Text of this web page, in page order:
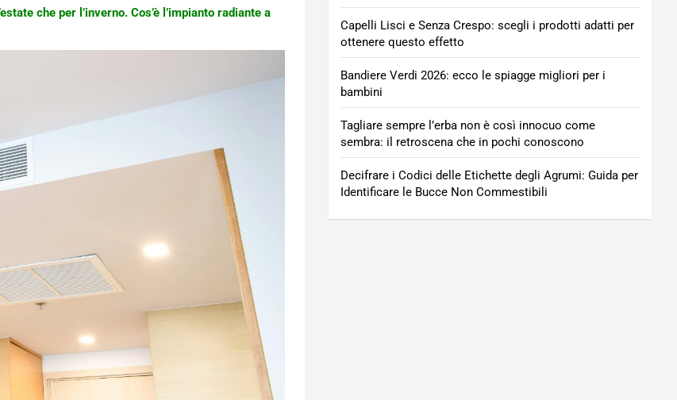
che per l’inverno. Cos’è l’impianto radiante a
Capelli Lisci e Senza Crespo: scegli i prodotti adatti per
ottenere questo effetto
Bandiere Verdi 2026: ecco le spiagge migliori per i
bambini
Tagliare sempre l’erba non è così innocuo come
sembra: il retroscena che in pochi conoscono
Decifrare i Codici delle Etichette degli Agrumi: Guida per
Identificare le Bucce Non Commestibili